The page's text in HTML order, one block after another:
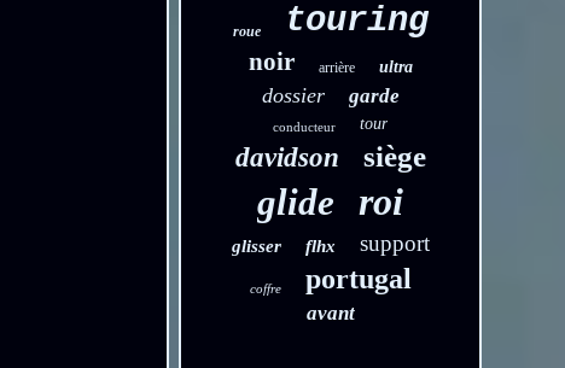
roue touring
noir arrière ultra
dossier garde
conducteur tour
davidson siège
glide roi
glisser flhx support
coffre portugal
avant